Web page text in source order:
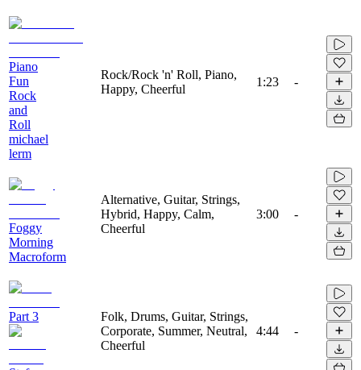
Piano
Fun
Rock
and
Roll
michael
lerm
Rock/Rock 'n' Roll, Piano,
Happy, Cheerful
1:23 -
Foggy
Morning
Macroform
Alternative, Guitar, Strings,
Hybrid, Happy, Calm,
Cheerful
3:00 -
Part 3
Folk, Drums, Guitar, Strings,
Corporate, Summer, Neutral,
Cheerful
4:44 -